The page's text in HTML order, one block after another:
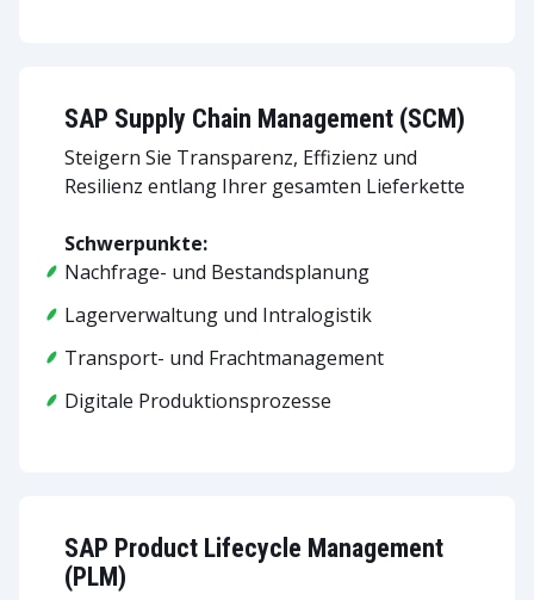
SAP Supply Chain Management (SCM)
Steigern Sie Transparenz, Effizienz und
Resilienz entlang Ihrer gesamten Lieferkette
Schwerpunkte:
Nachfrage- und Bestandsplanung
Lagerverwaltung und Intralogistik
Transport- und Frachtmanagement
Digitale Produktionsprozesse
SAP Product Lifecycle Management
(PLM)